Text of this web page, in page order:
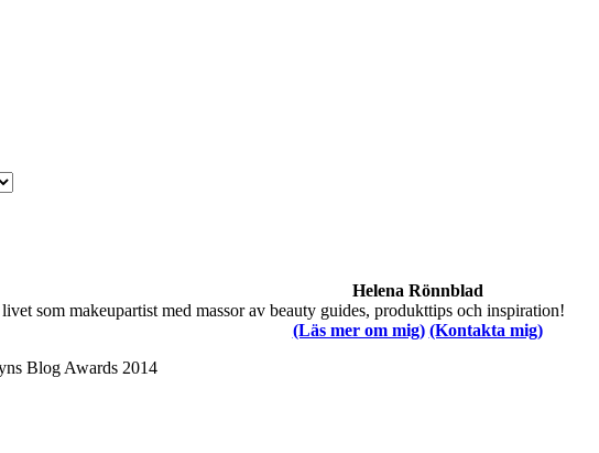
Helena Rönnblad
som makeupartist med massor av beauty guides, produkttips och inspiration!
(Läs mer om mig) (Kontakta mig)
Blog Awards 2014